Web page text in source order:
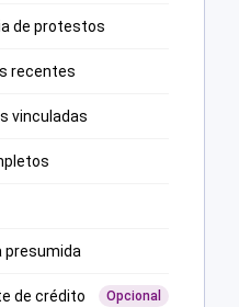
de protestos
recentes
vinculadas
presumida
de crédito Opcional